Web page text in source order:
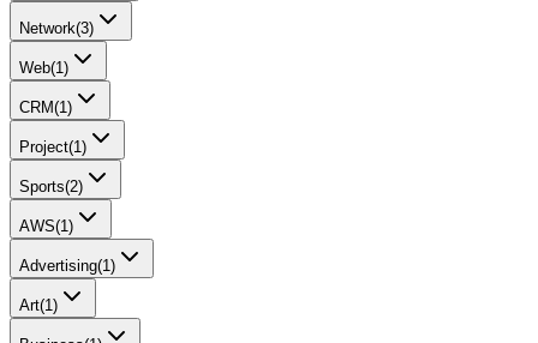
Network(3)
Web(1)
CRM(1)
Project(1)
Sports(2)
AWS(1)
Advertising(1)
Art(1)